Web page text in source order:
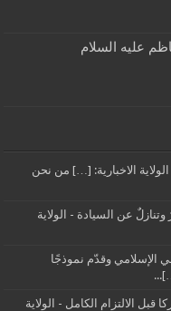
عليه السلام
الاخبارية: […] من نحن
عن السيادة - الولاية
الإسلامي وقدّم نموذجًا
قبل الالتزام الكامل - الولاية